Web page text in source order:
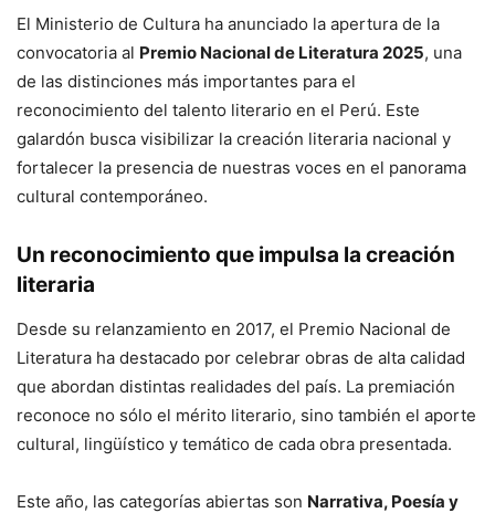
El Ministerio de Cultura ha anunciado la apertura de la
convocatoria al Premio Nacional de Literatura 2025, una
de las distinciones más importantes para el
reconocimiento del talento literario en el Perú. Este
galardón busca visibilizar la creación literaria nacional y
fortalecer la presencia de nuestras voces en el panorama
cultural contemporáneo.
Un reconocimiento que impulsa la creación
literaria
Desde su relanzamiento en 2017, el Premio Nacional de
Literatura ha destacado por celebrar obras de alta calidad
que abordan distintas realidades del país. La premiación
reconoce no sólo el mérito literario, sino también el aporte
cultural, lingüístico y temático de cada obra presentada.
Este año, las categorías abiertas son Narrativa, Poesía y